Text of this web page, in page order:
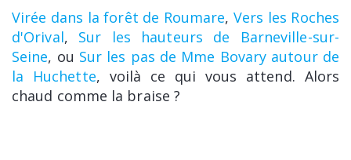
Virée dans la forêt de Roumare, Vers les Roches
d'Orival, Sur les hauteurs de Barneville-sur-
Seine, ou Sur les pas de Mme Bovary autour de
la Huchette, voilà ce qui vous attend. Alors
chaud comme la braise ?